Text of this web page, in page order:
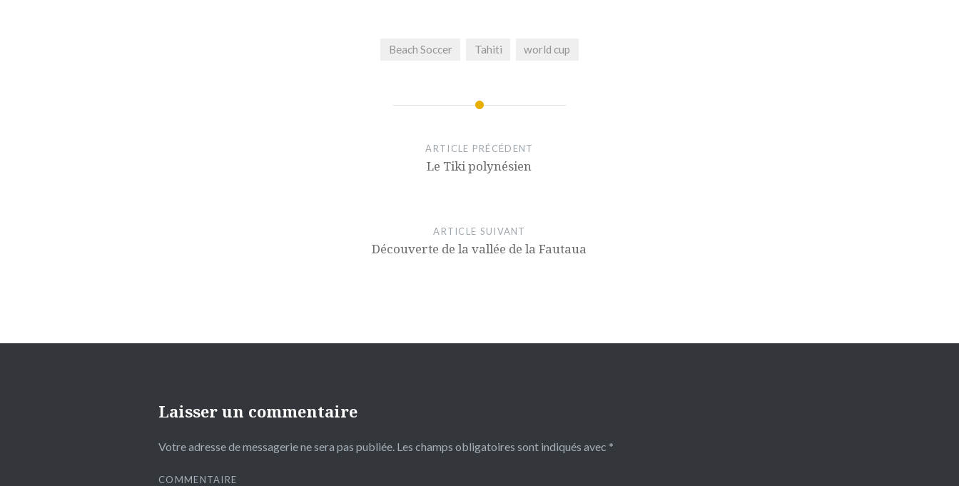
Beach Soccer Tahiti world cup
ARTICLE PRÉCÉDENT
Le Tiki polynésien
ARTICLE SUIVANT
Découverte de la vallée de la Fautaua
Laisser un commentaire
Votre adresse de messagerie ne sera pas publiée. Les champs obligatoires sont indiqués avec *
COMMENTAIRE